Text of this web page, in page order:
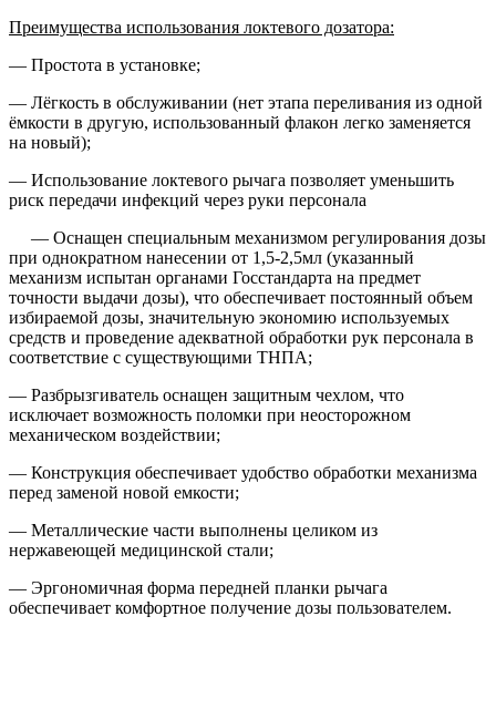
Преимущества использования локтевого дозатора:
— Простота в установке;
— Лёгкость в обслуживании (нет этапа переливания из одной
ёмкости в другую, использованный флакон легко заменяется
на новый);
— Использование локтевого рычага позволяет уменьшить
риск передачи инфекций через руки персонала
— Оснащен специальным механизмом регулирования дозы
при однократном нанесении от 1,5-2,5мл (указанный
механизм испытан органами Госстандарта на предмет
точности выдачи дозы), что обеспечивает постоянный объем
избираемой дозы, значительную экономию используемых
средств и проведение адекватной обработки рук персонала в
соответствие с существующими ТНПА;
— Разбрызгиватель оснащен защитным чехлом, что
исключает возможность поломки при неосторожном
механическом воздействии;
— Конструкция обеспечивает удобство обработки механизма
перед заменой новой емкости;
— Металлические части выполнены целиком из
нержавеющей медицинской стали;
— Эргономичная форма передней планки рычага
обеспечивает комфортное получение дозы пользователем.